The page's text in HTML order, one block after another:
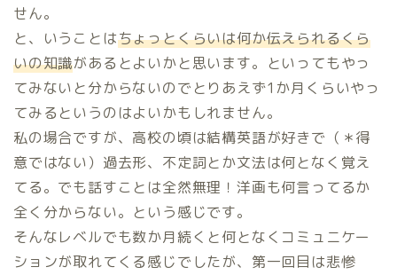
せん。
と、いうことはちょっとくらいは何か伝えられるくら
いの知識があるとよいかと思います。といってもやっ
てみないと分からないのでとりあえず1か月くらいやっ
てみるというのはよいかもしれません。
私の場合ですが、高校の頃は結構英語が好きで（＊得
意ではない）過去形、不定詞とか文法は何となく覚え
てる。でも話すことは全然無理！洋画も何言ってるか
全く分からない。という感じです。
そんなレベルでも数か月続くと何となくコミュニケー
ションが取れてくる感じでしたが、第一回目は悲惨